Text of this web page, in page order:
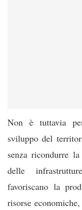
Non è tuttavia
sviluppo del
senza ricondurre
delle
favoriscano la
risorse